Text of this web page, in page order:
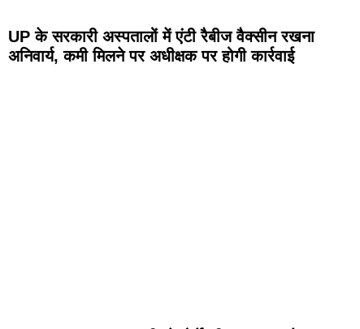
UP के सरकारी अस्पतालों में एंटी रैबीज वैक्सीन रखना
अनिवार्य, कमी मिलने पर अधीक्षक पर होगी कार्रवाई